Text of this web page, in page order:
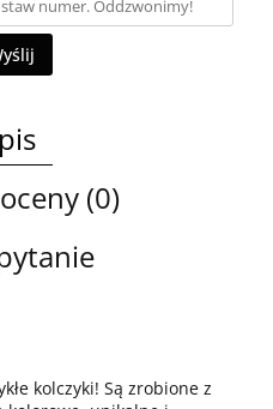
(0)
kolczyki! Są zrobione z